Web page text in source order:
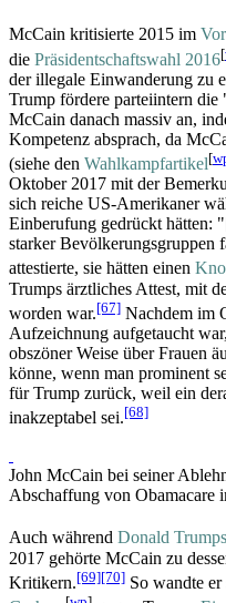
McCain kritisierte 2015 im
die Präsidentschaftswahl 2016[
der illegale Einwanderung zu
Trump fördere parteiintern
McCain danach massiv an,
Kompetenz absprach, da
(siehe den Wahlkampf­artikel[
Oktober 2017 mit der
sich reiche US-Amerikaner
Einberufung gedrückt hätten:
starker Bevölkerungs­gruppen
attestierte, sie hätten einen
Trumps ärztliches Attest, mit
worden war.[67] Nachdem im
Aufzeichnung aufgetaucht
obszöner Weise über Frauen
könne, wenn man prominent
für Trump zurück, weil ein
inakzeptabel sei.[68]
John McCain bei seiner
Abschaffung von Obamacare
Auch während Donald
2017 gehörte McCain zu
Kritikern.[69][70] So wandte